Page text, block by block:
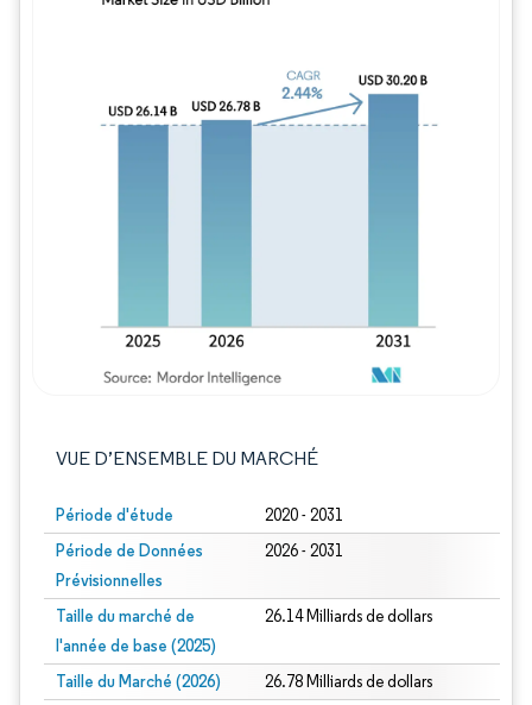
VUE D’ENSEMBLE DU MARCHÉ
Période d'étude 2020 - 2031
Période de Données
Prévisionnelles
2026 - 2031
Taille du marché de
l'année de base (2025)
26.14 Milliards de dollars
Taille du Marché (2026) 26.78 Milliards de dollars